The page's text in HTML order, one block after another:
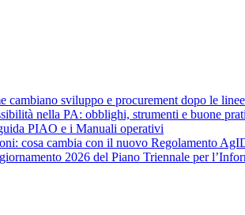
cambiano sviluppo e procurement dopo le
nella PA: obblighi, strumenti e buone
PIAO e i Manuali operativi
cosa cambia con il nuovo Regolamento
2026 del Piano Triennale per